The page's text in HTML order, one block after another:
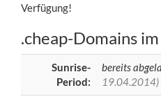
Verfügung!
.cheap-Domains
Sunrise-
Period:
bereits
19.04.2014)